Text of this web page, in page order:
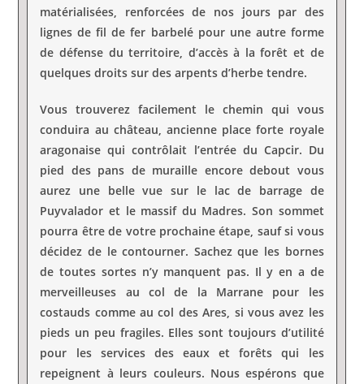
matérialisées, renforcées de nos jours par des
lignes de fil de fer barbelé pour une autre forme
de défense du territoire, d’accès à la forêt et de
quelques droits sur des arpents d’herbe tendre.
Vous trouverez facilement le chemin qui vous
conduira au château, ancienne place forte royale
aragonaise qui contrôlait l’entrée du Capcir. Du
pied des pans de muraille encore debout vous
aurez une belle vue sur le lac de barrage de
Puyvalador et le massif du Madres. Son sommet
pourra être de votre prochaine étape, sauf si vous
décidez de le contourner. Sachez que les bornes
de toutes sortes n’y manquent pas. Il y en a de
merveilleuses au col de la Marrane pour les
costauds comme au col des Ares, si vous avez les
pieds un peu fragiles. Elles sont toujours d’utilité
pour les services des eaux et forêts qui les
repeignent à leurs couleurs. Nous espérons que